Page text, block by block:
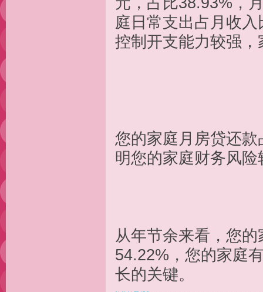
庭日常支出占月收
控制开支能
您的家庭月房贷还
明您的家庭财务
从年节余来看，您
54.22%，您的家庭
长的关键。